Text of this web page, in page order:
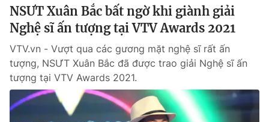
NSƯT Xuân Bắc bất ngờ khi giành giải
Nghệ sĩ ấn tượng tại VTV Awards 2021
VTV.vn - Vượt qua các gương mặt nghệ sĩ rất ấn
tượng, NSƯT Xuân Bắc đã được trao giải Nghệ sĩ ấn
tượng tại VTV Awards 2021.